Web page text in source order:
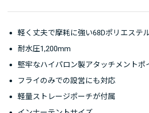
軽く丈夫で摩耗に強い68Dポリエステ
耐水圧1,200mm
堅牢なハイパロン製アタッチメントポ
フライのみでの設営にも対応
軽量ストレージポーチが付属